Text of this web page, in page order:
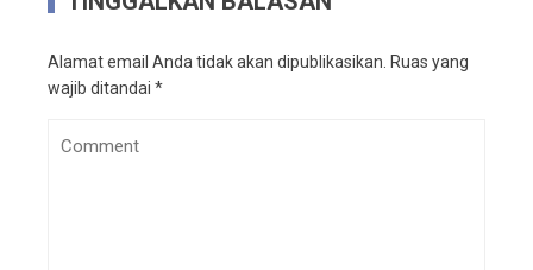
Alamat email Anda tidak akan dipublikasikan. Ruas yang
wajib ditandai *